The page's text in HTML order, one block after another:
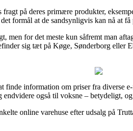
fragt på deres primære produkter,
formål at de sandsynligvis kan nå at
men for det meste kun såfremt man
sig tæt på Køge, Sønderborg eller
finde information om priser fra diverse
også til voksne – betydeligt,
online varehuse efter udsalg på